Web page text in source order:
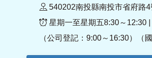
540202南投縣南投市省府路4
星期一至星期五8:30～12:30
（公司登記：9:00～16:30）（